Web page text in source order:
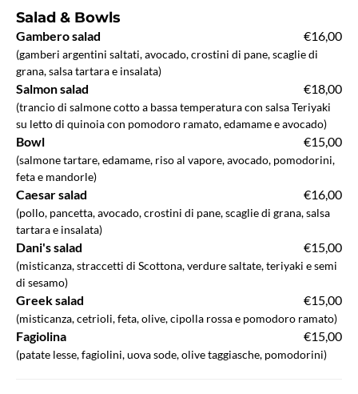
Salad & Bowls
Gambero salad €16,00
(gamberi argentini saltati, avocado, crostini di pane, scaglie di
grana, salsa tartara e insalata)
Salmon salad €18,00
(trancio di salmone cotto a bassa temperatura con salsa Teriyaki
su letto di quinoia con pomodoro ramato, edamame e avocado)
Bowl €15,00
(salmone tartare, edamame, riso al vapore, avocado, pomodorini,
feta e mandorle)
Caesar salad €16,00
(pollo, pancetta, avocado, crostini di pane, scaglie di grana, salsa
tartara e insalata)
Dani's salad €15,00
(misticanza, straccetti di Scottona, verdure saltate, teriyaki e semi
di sesamo)
Greek salad €15,00
(misticanza, cetrioli, feta, olive, cipolla rossa e pomodoro ramato)
Fagiolina €15,00
(patate lesse, fagiolini, uova sode, olive taggiasche, pomodorini)